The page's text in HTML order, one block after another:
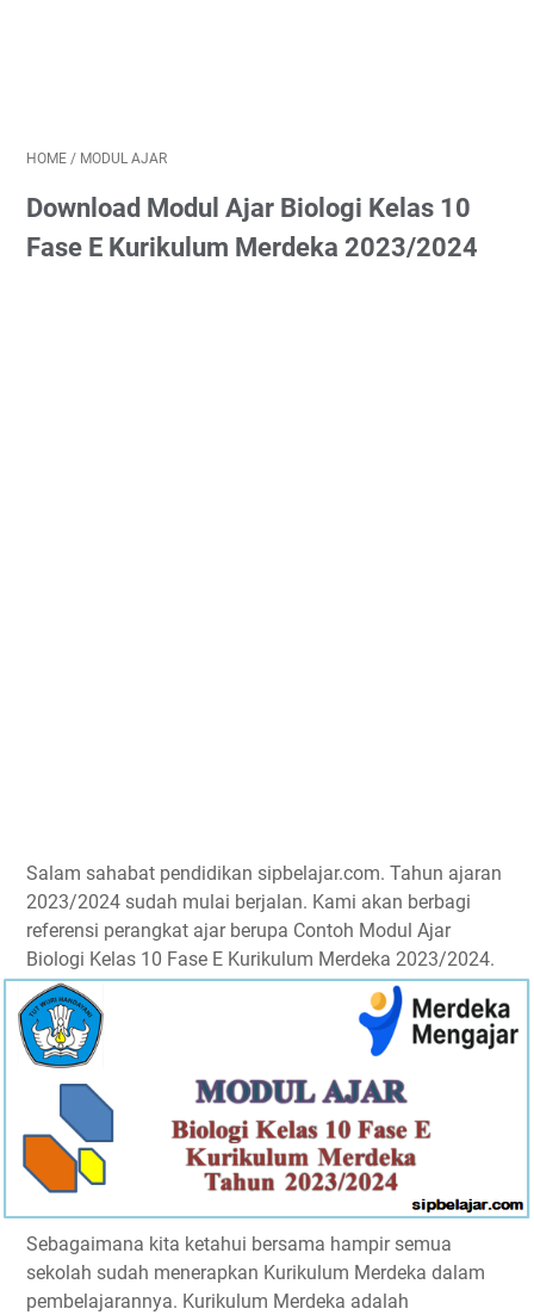
HOME / MODUL AJAR
Download Modul Ajar Biologi Kelas 10
Fase E Kurikulum Merdeka 2023/2024
Salam sahabat pendidikan sipbelajar.com. Tahun ajaran
2023/2024 sudah mulai berjalan. Kami akan berbagi
referensi perangkat ajar berupa Contoh Modul Ajar
Biologi Kelas 10 Fase E Kurikulum Merdeka 2023/2024.
Sebagaimana kita ketahui bersama hampir semua
sekolah sudah menerapkan Kurikulum Merdeka dalam
pembelajarannya. Kurikulum Merdeka adalah